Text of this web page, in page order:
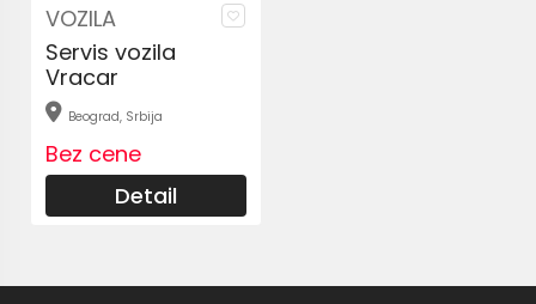
VOZILA
Servis vozila
Vracar
Beograd, Srbija
Bez cene
Detail